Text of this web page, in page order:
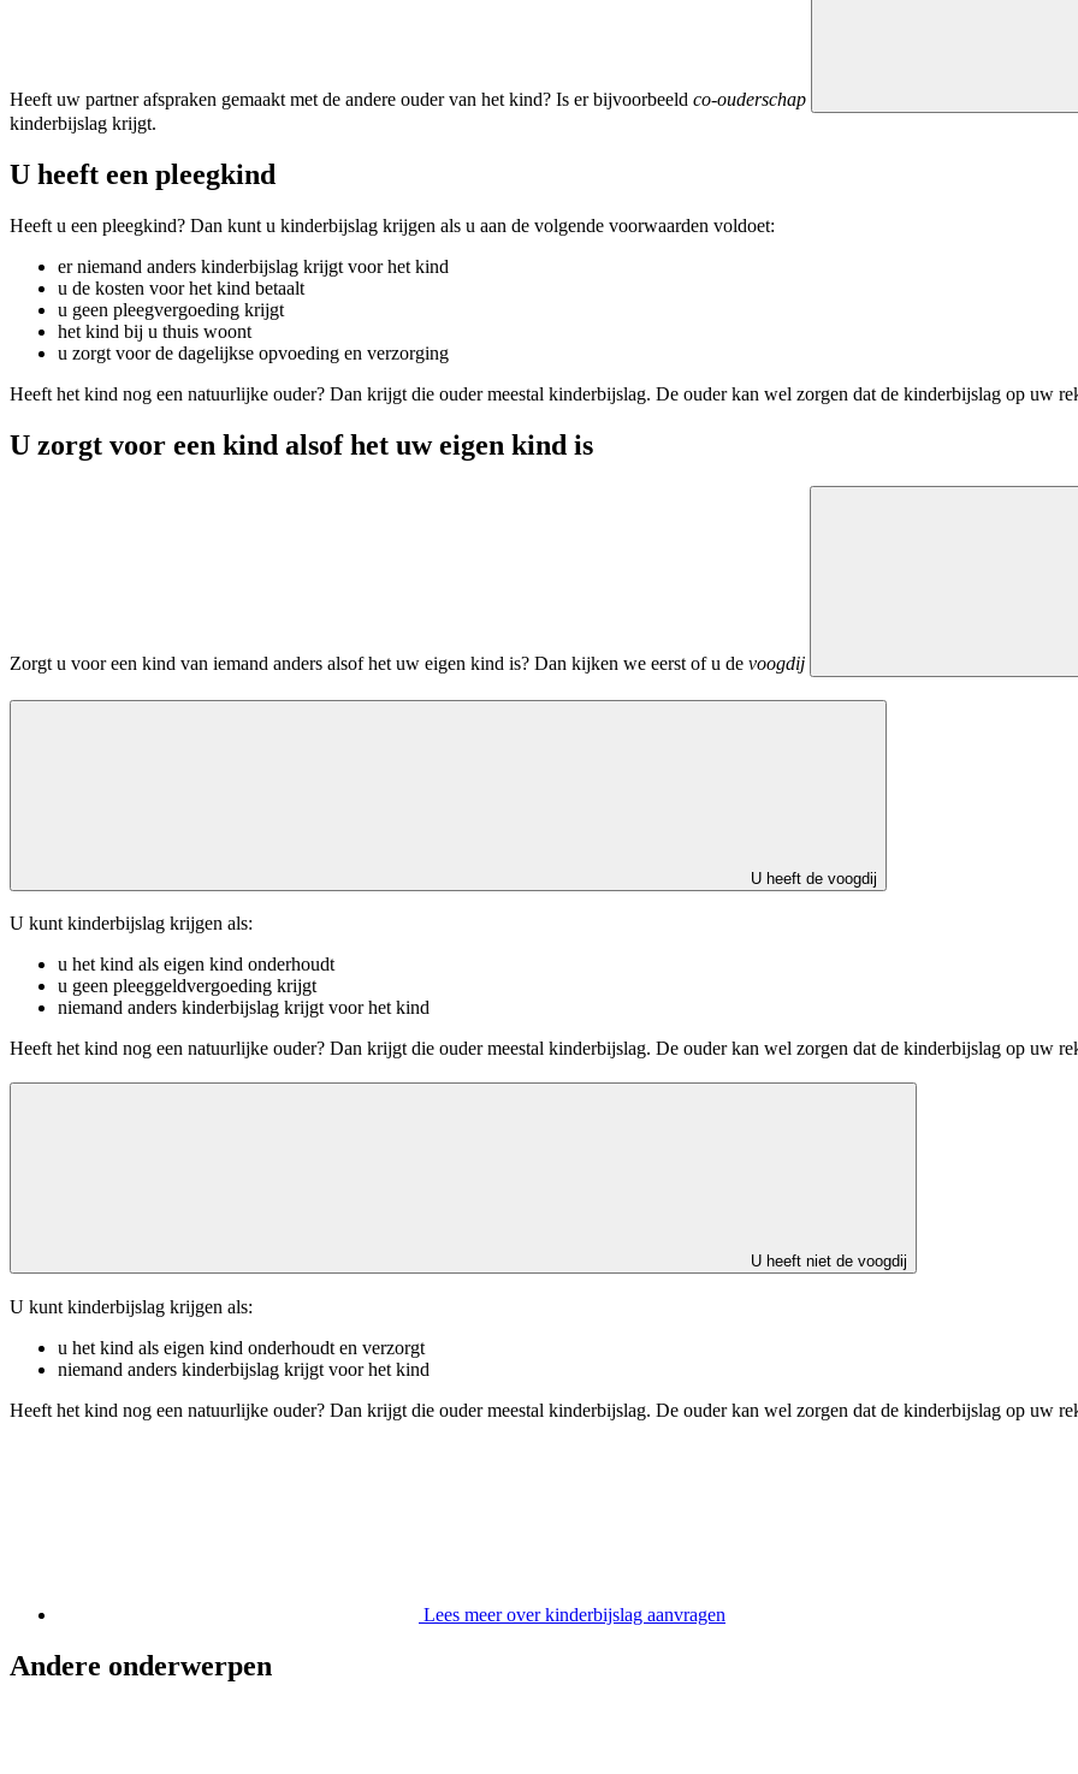
Heeft uw partner afspraken gemaakt met de andere ouder van het kind? Is er bijvoorbeeld co-ouderschap
kinderbijslag krijgt.
U heeft een pleegkind
Heeft u een pleegkind? Dan kunt u kinderbijslag krijgen als u aan de volgende voorwaarden voldoet:
er niemand anders kinderbijslag krijgt voor het kind
u de kosten voor het kind betaalt
u geen pleegvergoeding krijgt
het kind bij u thuis woont
u zorgt voor de dagelijkse opvoeding en verzorging
Heeft het kind nog een natuurlijke ouder? Dan krijgt die ouder meestal kinderbijslag. De ouder kan wel zorgen dat de kinderbijslag op uw
U zorgt voor een kind alsof het uw eigen kind is
Zorgt u voor een kind van iemand anders alsof het uw eigen kind is? Dan kijken we eerst of u de voogdij
U heeft de voogdij
U kunt kinderbijslag krijgen als:
u het kind als eigen kind onderhoudt
u geen pleeggeldvergoeding krijgt
niemand anders kinderbijslag krijgt voor het kind
Heeft het kind nog een natuurlijke ouder? Dan krijgt die ouder meestal kinderbijslag. De ouder kan wel zorgen dat de kinderbijslag op uw
U heeft niet de voogdij
U kunt kinderbijslag krijgen als:
u het kind als eigen kind onderhoudt en verzorgt
niemand anders kinderbijslag krijgt voor het kind
Heeft het kind nog een natuurlijke ouder? Dan krijgt die ouder meestal kinderbijslag. De ouder kan wel zorgen dat de kinderbijslag op uw
Lees meer over kinderbijslag aanvragen
Andere onderwerpen